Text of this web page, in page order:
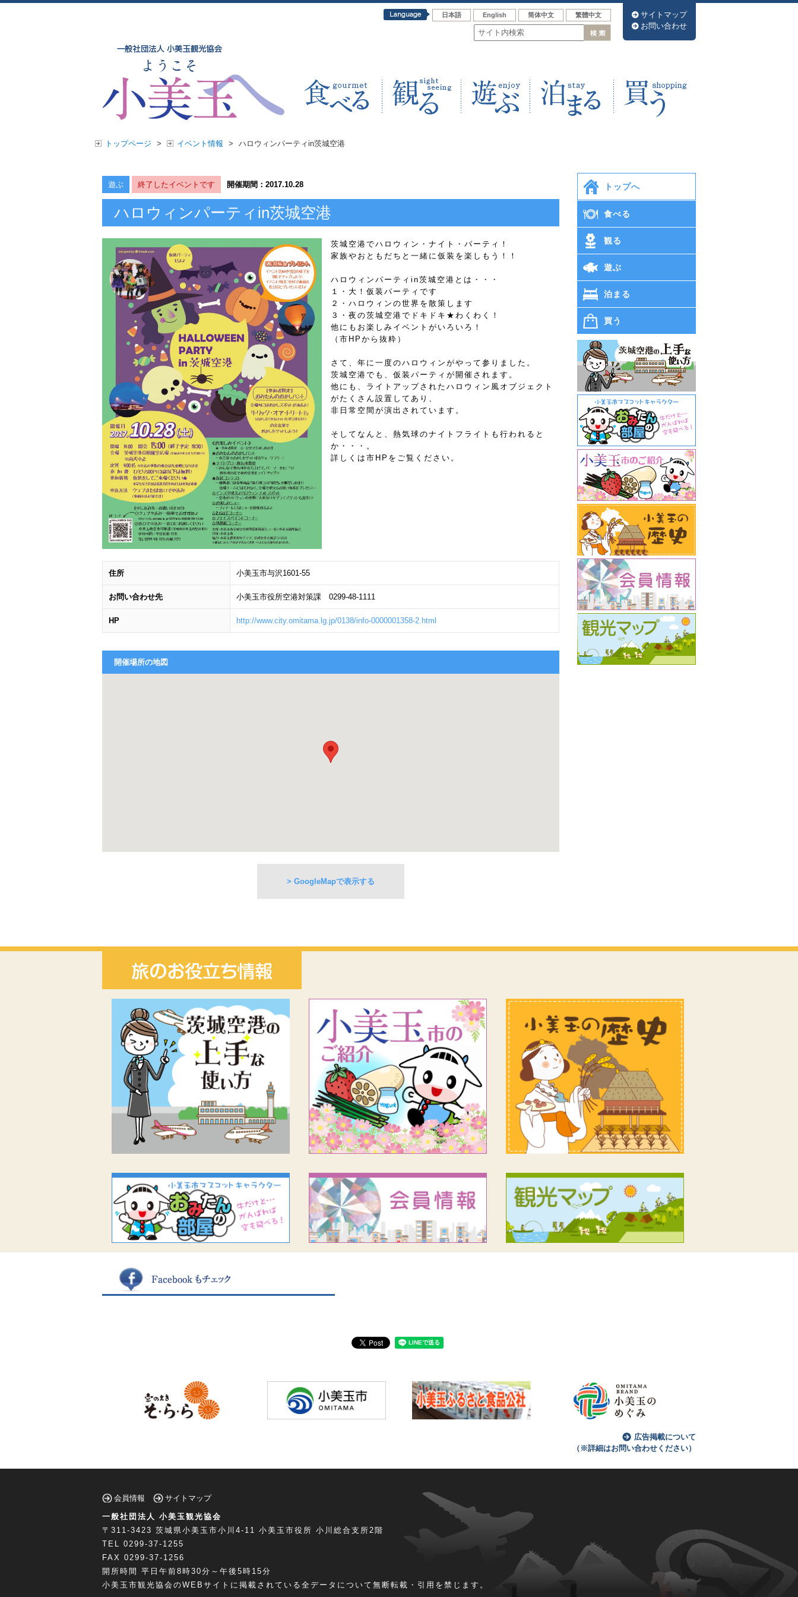
サイトマップ
お問い合わせ
Language 日本語 English 筒体中文 繁體中文
トップページ > イベント情報 > ハロウィンパーティin茨城空港
遊ぶ 終了したイベントです 開催期間： 2017.10.28
ハロウィンパーティin茨城空港
茨城空港でハロウィン・ナイト・パーティ！
家族やおともだちと一緒に仮装を楽しもう！！
ハロウィンパーティin茨城空港とは・・・
１・大！仮装パーティです
２・ハロウィンの世界を散策します
３・夜の茨城空港でドキドキ★わくわく！
他にもお楽しみイベントがいろいろ！
（市HPから抜粋）
さて、年に一度のハロウィンがやって参りました。
茨城空港でも、仮装パーティが開催されます。
他にも、ライトアップされたハロウィン風オブジェクト
がたくさん設置してあり、
非日常空間が演出されています。
そしてなんと、熱気球のナイトフライトも行われると
か・・・。
詳しくは市HPをご覧ください。
住所 小美玉市与沢1601-55
お問い合わせ先 小美玉市役所空港対策課 0299-48-1111
HP http://www.city.omitama.lg.jp/0138/info-0000001358-2.html
開催場所の地図
> GoogleMapで表示する
トップへ
食べる
観る
遊ぶ
泊まる
買う
広告掲載について
（※詳細はお問い合わせください）
会員情報 サイトマップ
一般社団法人 小美玉観光協会
〒311-3423 茨城県小美玉市小川4-11 小美玉市役所 小川総合支所2階
TEL 0299-37-1255
FAX 0299-37-1256
開所時間 平日午前8時30分～午後5時15分
小美玉市観光協会のWEBサイトに掲載されている全データについて無断転載・引用を禁じます。